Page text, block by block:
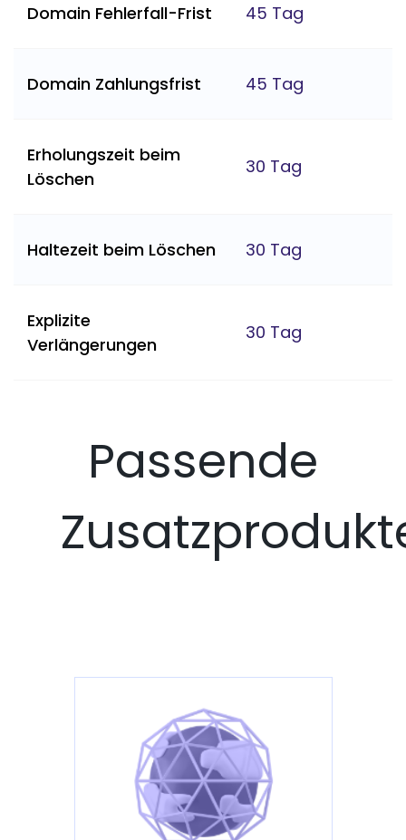
Domain Fehlerfall-Frist 45 Tag
Domain Zahlungsfrist 45 Tag
Erholungszeit beim
Löschen
30 Tag
Haltezeit beim Löschen 30 Tag
Explizite
Verlängerungen
30 Tag
Passende